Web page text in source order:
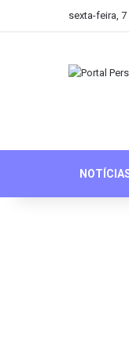
sexta-feira,